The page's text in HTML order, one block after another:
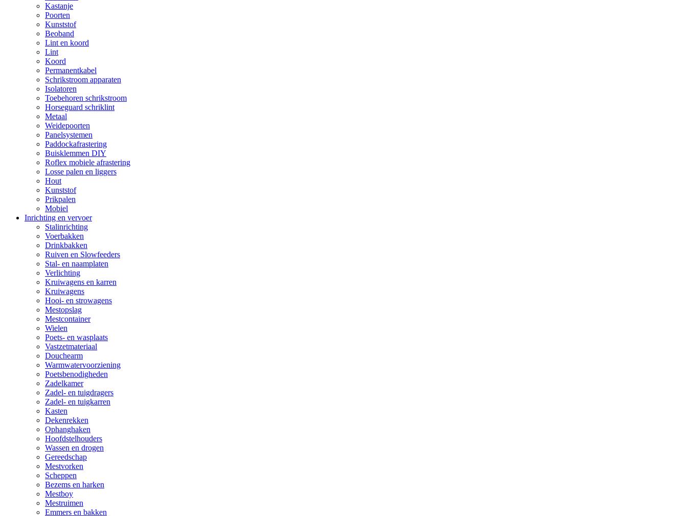
Kastanje
Poorten
Kunststof
Beoband
Lint en koord
Lint
Koord
Permanentkabel
Schrikstroom apparaten
Isolatoren
Toebehoren schrikstroom
Horseguard schriklint
Metaal
Weidepoorten
Panelsystemen
Paddockafrastering
Buisklemmen DIY
Roflex mobiele afrastering
Losse palen en liggers
Hout
Kunststof
Prikpalen
Mobiel
Inrichting en vervoer
Stalinrichting
Voerbakken
Drinkbakken
Ruiven en Slowfeeders
Stal- en naamplaten
Verlichting
Kruiwagens en karren
Kruiwagens
Hooi- en strowagens
Mestopslag
Mestcontainer
Wielen
Poets- en wasplaats
Vastzetmateriaal
Douchearm
Warmwatervoorziening
Poetsbenodigheden
Zadelkamer
Zadel- en tuigdragers
Zadel- en tuigkarren
Kasten
Dekenrekken
Ophanghaken
Hoofdstelhouders
Wassen en drogen
Gereedschap
Mestvorken
Scheppen
Bezems en harken
Mestboy
Mestruimen
Emmers en bakken